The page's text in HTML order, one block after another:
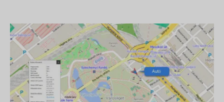
darbībai nepieciešamo SIM karti, tās
iestatījumiem un kartes uzturēšanu
(papildināšana, ikgadējā datu saskaņošana).
Ja kopā ar ierīci iegādājaties arī
programmatūras abonementu, bet ne SIM karti,
mēs nodosim ierīci jau reģistrētu mūsu